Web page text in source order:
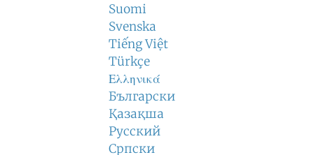
Suomi
Svenska
Tiếng Việt
Türkçe
Ελληνικά
Български
Қазақша
Русский
Српски